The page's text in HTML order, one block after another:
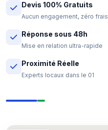
Devis 100% Gratuits
Aucun engagement, zéro frais
Réponse sous 48h
Mise en relation ultra-rapide
Proximité Réelle
Experts locaux dans le 01